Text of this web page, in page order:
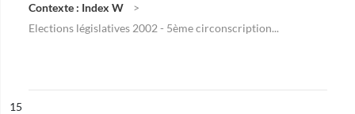
Contexte : Index W
Elections législatives 2002 - 5ème circonscription...
n°
15